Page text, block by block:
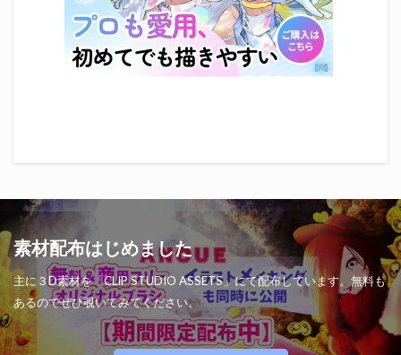
素材配布はじめました
主に３D素材を「CLIP STUDIO ASSETS」にて配布しています。無料も
あるのでぜひ覗いてみてください。